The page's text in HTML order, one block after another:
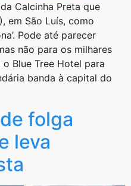
Calcinha Preta que
em São Luís, como
Pode até parecer
não para os milhares
Blue Tree Hotel para
banda à capital do
folga
leva